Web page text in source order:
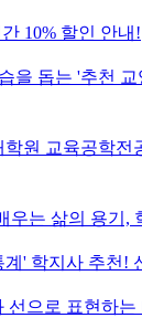
10% 할인 안내!
을 돕는 '추천 교
원 교육공학전
우는 삶의 용기,
' 학지사 추천!
선으로 표현하는